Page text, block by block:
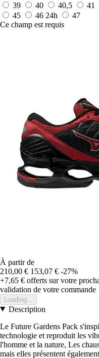
39
40 40,5 41
45
46 24h
47
Ce champ est requis
À partir de
210,00 € 153,07 € -27%
+7,65 € offerts sur votre
validation de votre commande
Loading...
Description
Le Future Gardens Pack
technologie et reproduit les
l'homme et la nature, Les
mais elles présentent